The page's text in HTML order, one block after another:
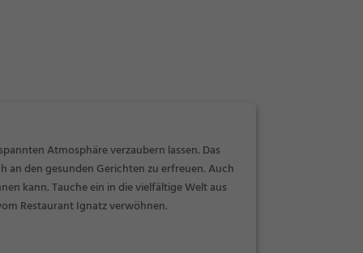
Atmosphäre verzaubern lassen. Das
an den gesunden Gerichten zu erfreuen. Auch
kann. Tauche ein in die vielfältige Welt aus
Restaurant Ignatz verwöhnen.